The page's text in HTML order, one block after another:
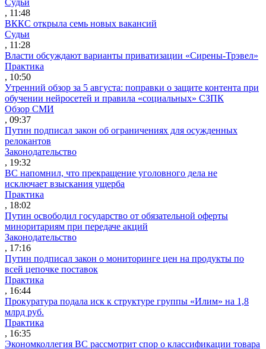
, 11:48
ВККС открыла семь новых вакансий
Судьи
, 11:28
Власти обсуждают варианты приватизации «Сирены-Трэвел»
Практика
, 10:50
Утренний обзор за 5 августа: поправки о защите контента при
обучении нейросетей и правила «социальных» СЗПК
Обзор СМИ
, 09:37
Путин подписал закон об ограничениях для осужденных
релокантов
Законодательство
, 19:32
ВС напомнил, что прекращение уголовного дела не
исключает взыскания ущерба
Практика
, 18:02
Путин освободил государство от обязательной оферты
миноритариям при передаче акций
Законодательство
, 17:16
Путин подписал закон о мониторинге цен на продукты по
всей цепочке поставок
Практика
, 16:44
Прокуратура подала иск к структуре группы «Илим» на 1,8
млрд руб.
Практика
, 16:35
Экономколлегия ВС рассмотрит спор о классификации товара